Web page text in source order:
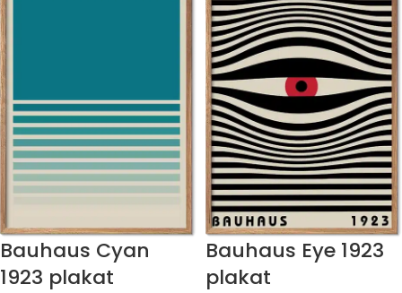
Bauhaus Cyan
1923 plakat
Bauhaus Eye 1923
plakat